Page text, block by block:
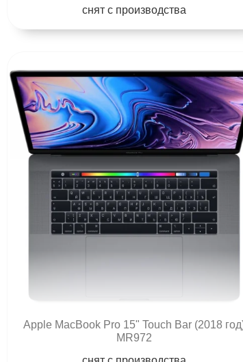
снят с производства
Apple MacBook Pro 15" Touch Bar (2018
MR972